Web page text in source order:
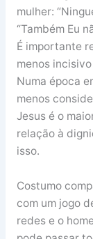
mulher:
“Também Eu
É importante
menos
Numa época
menos
Jesus é o
relação à
isso.
Costumo
com um jogo
redes e o